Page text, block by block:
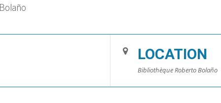
LOCATION
Bibliothèque Roberto Bolaño